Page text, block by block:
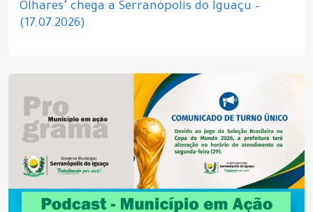
Olhares" chega a Serranópolis do Iguaçu –
(17.07.2026)